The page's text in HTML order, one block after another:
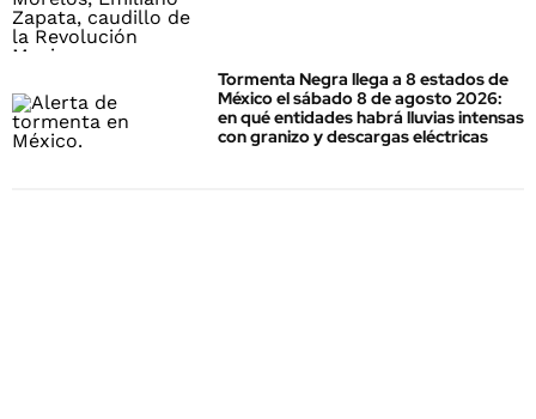
Tormenta Negra llega a 8 estados de
México el sábado 8 de agosto 2026:
en qué entidades habrá lluvias intensas
con granizo y descargas eléctricas